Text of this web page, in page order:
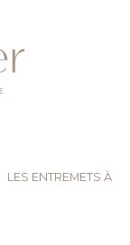
LES ENTREMETS À